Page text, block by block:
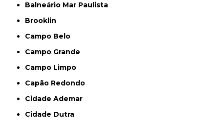
Balneário Mar Paulista
Brooklin
Campo Belo
Campo Grande
Campo Limpo
Capão Redondo
Cidade Ademar
Cidade Dutra